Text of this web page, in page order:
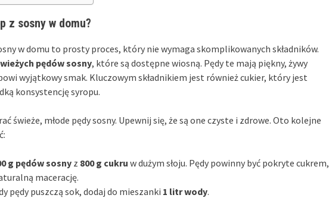
z sosny w domu?
w domu to prosty proces, który nie wymaga skomplikowanych składników.
pędów sosny, które są dostępne wiosną. Pędy te mają piękny, żywy
wyjątkowy smak. Kluczowym składnikiem jest również cukier, który jest
konsystencję syropu.
świeże, młode pędy sosny. Upewnij się, że są one czyste i zdrowe. Oto kolejne
g pędów sosny z 800 g cukru w dużym słoju. Pędy powinny być pokryte cukrem,
macerację.
pędy puszczą sok, dodaj do mieszanki 1 litr wody.